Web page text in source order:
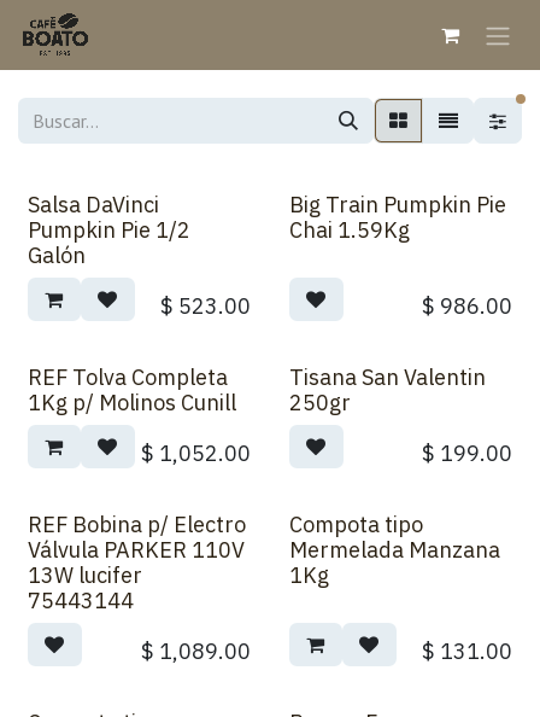
Ir al contenido
Salsa DaVinci
Pumpkin Pie 1/2
Galón
$ 523.00
Big Train Pumpkin Pie
Chai 1.59Kg
$ 986.00
REF Tolva Completa
1Kg p/ Molinos Cunill
$ 1,052.00
Tisana San Valentin
250gr
$ 199.00
REF Bobina p/ Electro
Válvula PARKER 110V
13W lucifer
75443144
$ 1,089.00
Compota tipo
Mermelada Manzana
1Kg
$ 131.00